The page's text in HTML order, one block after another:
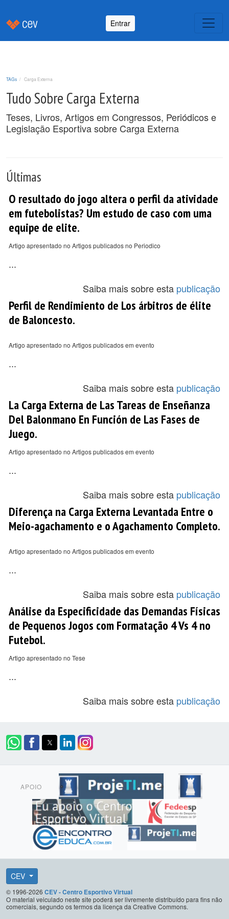
Entrar
TAGs Carga Externa
Tudo Sobre Carga Externa
Teses, Livros, Artigos em Congressos, Periódicos e
Legislação Esportiva sobre Carga Externa
Últimas
O resultado do jogo altera o perfil da atividade
em futebolistas? Um estudo de caso com uma
equipe de elite.
Artigo apresentado no Artigos publicados no Periodico
...
Saiba mais sobre esta publicação
Perfil de Rendimiento de Los árbitros de élite
de Baloncesto.
Artigo apresentado no Artigos publicados em evento
...
Saiba mais sobre esta publicação
La Carga Externa de Las Tareas de Enseñanza
Del Balonmano En Función de Las Fases de
Juego.
Artigo apresentado no Artigos publicados em evento
...
Saiba mais sobre esta publicação
Diferença na Carga Externa Levantada Entre o
Meio-agachamento e o Agachamento Completo.
Artigo apresentado no Artigos publicados em evento
...
Saiba mais sobre esta publicação
Análise da Especificidade das Demandas Físicas
de Pequenos Jogos com Formatação 4 Vs 4 no
Futebol.
Artigo apresentado no Tese
...
Saiba mais sobre esta publicação
APOIO
CEV
© 1996-2026 CEV - Centro Esportivo Virtual
O material veiculado neste site poderá ser livremente distribuído para fins não
comerciais, segundo os termos da licença da Creative Commons.